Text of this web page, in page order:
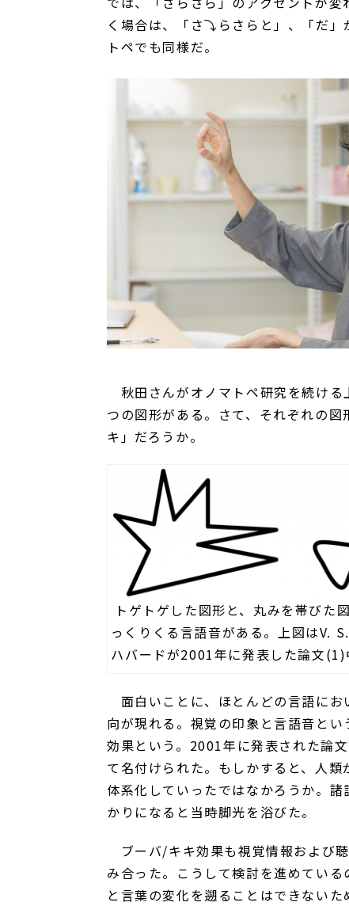
く場合は、「さ⤵らさらと」、「だ
トペでも同様だ。
秋田さんがオノマトペ研究を続ける
つの図形がある。さて、それぞれの
キ」だろうか。
トゲトゲした図形と、丸みを帯びた
っくりくる言語音がある。上図はV.
ハバードが2001年に発表した論文
面白いことに、ほとんどの言語に
向が現れる。視覚の印象と言語音とい
効果という。 2001年に発表された論文
て名付けられた。もしかすると、人
体系化していったではなかろうか。
かりになると当時脚光を浴びた。
ブーバ/キキ効果も視覚情報および
み合った。こうして検討を進めてい
と言葉の変化を遡ることはできない